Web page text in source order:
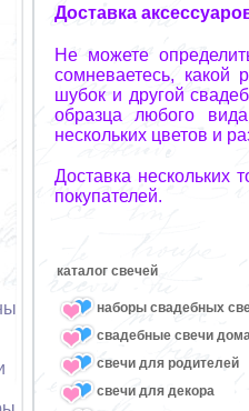
Доставка
Не можете
сомневаетесь, какой
шубок и другой
образца любого
нескольких цветов и
Доставка нескольких
покупателей.
каталог свечей
наборы свадебных
свадебные свечи
свечи для родителей
свечи для декора